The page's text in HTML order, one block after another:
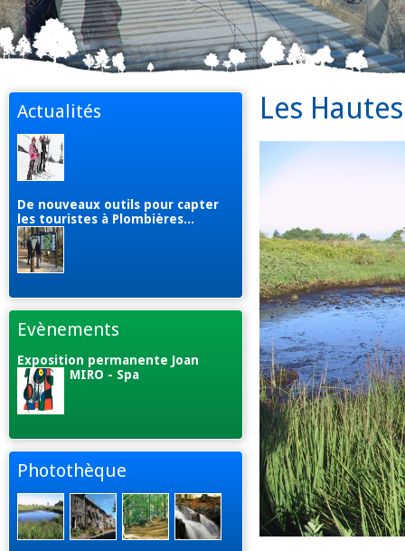
Actualités
De nouveaux outils pour capter
les touristes à Plombières...
Evènements
Exposition permanente Joan
MIRO - Spa
Photothèque
Les